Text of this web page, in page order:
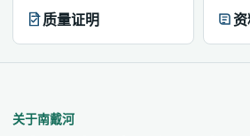
质量证明 资
关于南戴河